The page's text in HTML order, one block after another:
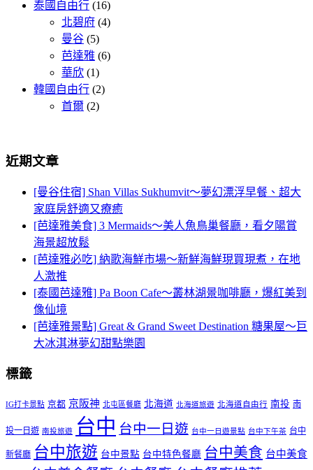
泰國自由行 (16)
北碧府 (4)
曼谷 (5)
芭達雅 (6)
華欣 (1)
韓國自由行 (2)
首爾 (2)
近期文章
[曼谷住宿] Shan Villas Sukhumvit～夢幻漂浮早餐、超大
家庭房舒適又療癒
[芭達雅美食] 3 Mermaids～美人魚鳥巢餐廳，看夕陽賞
海景超放鬆
[芭達雅必吃] 納歌海鮮市場～新鮮海鮮現買現煮，在地
人激推
[泰國芭達雅] Pa Boon Cafe～叢林湖景咖啡廳，爆紅美到
像仙境
[芭達雅景點] Great & Grand Sweet Destination 糖果屋～巨
大冰淇淋夢幻甜點樂園
標籤
IG打卡景點 京都 京阪神 北屯區餐廳 北海道 北海道旅遊 北海道自由行 南投 南
投一日遊 南投旅遊 台中 台中一日遊 台中一日遊景點 台中下午茶 台中
新餐廳 台中旅遊 台中景點 台中特色餐廳 台中美食 台中美食